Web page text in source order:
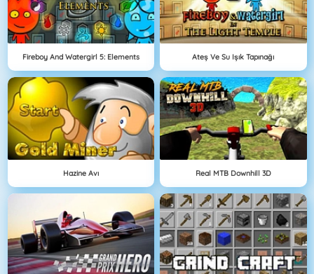
Fireboy And Watergirl 5: Elements Ateş Ve Su Işık Tapınağı
Hazine Avı Real MTB Downhill 3D